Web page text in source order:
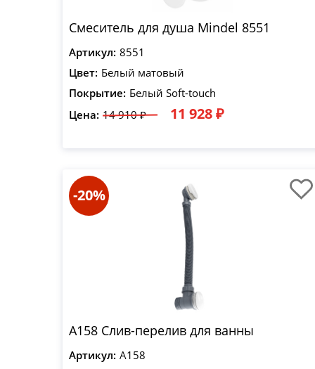
Смеситель для душа Mindel 8551
Артикул: 8551
Цвет: Белый матовый
Покрытие: Белый Soft-touch
Цена: 14 910 ₽ 11 928 ₽
-20%
A158 Слив-перелив для ванны
Артикул: A158